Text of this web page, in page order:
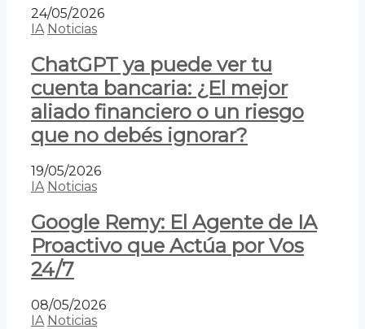
24/05/2026
IA Noticias
ChatGPT ya puede ver tu
cuenta bancaria: ¿El mejor
aliado financiero o un riesgo
que no debés ignorar?
19/05/2026
IA Noticias
Google Remy: El Agente de IA
Proactivo que Actúa por Vos
24/7
08/05/2026
IA Noticias